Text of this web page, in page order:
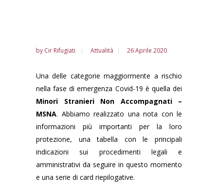
by Cir Rifugiati Attualità 26 Aprile 2020
Una delle categorie maggiormente a rischio
nella fase di emergenza Covid-19 è quella dei
Minori Stranieri Non Accompagnati –
MSNA. Abbiamo realizzato una nota con le
informazioni più importanti per la loro
protezione, una tabella con le principali
indicazioni sui procedimenti legali e
amministrativi da seguire in questo momento
e una serie di card riepilogative.